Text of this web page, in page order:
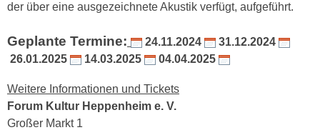
der über eine ausgezeichnete Akustik verfügt, aufgeführt.
Geplante Termine: 24.11.2024
31.12.2024
26.01.2025
14.03.2025 04.04.2025
Weitere Informationen und Tickets
Forum Kultur Heppenheim e. V.
Großer Markt 1